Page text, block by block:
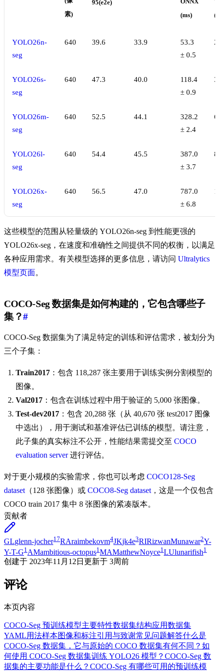
素)
95(e2e)
ONNX
(ms)
YOLO26n-
seg
640 39.6 33.9
53.3
± 0.5
YOLO26s-
seg
640 47.3 40.0
118.4
± 0.9
YOLO26m-
seg
640 52.5 44.1
328.2
± 2.4
YOLO26l-
seg
640 54.4 45.5
387.0
± 3.7
YOLO26x-
seg
640 56.5 47.0
787.0
± 6.8
这些模型的范围从轻量级的 YOLO26n-seg 到性能更强的
YOLO26x-seg，在速度和准确性之间提供不同的权衡，以满足
各种应用需求。有关模型选择的更多信息，请访问 Ultralytics
模型页面。
COCO-Seg 数据集是如何构建的，它包含哪些子
集？#
COCO-Seg 数据集为了满足特定的训练和评估需求，被划分为
三个子集：
Train2017 ：包含 118,287 张主要用于训练实例分割模型的
图像。
Val2017 ：包含在训练过程中用于验证的 5,000 张图像。
Test-dev2017 ：包含 20,288 张（从 40,670 张 test2017 图像
中选出），用于测试和基准评估已训练的模型。请注意，
此子集的真实标注不公开，性能结果需提交至 COCO
evaluation server进行评估。
对于更小规模的实验需求，你也可以考虑 COCO128-Seg
dataset （128 张图像）或 COCO8-Seg dataset ，这是一个仅包含
COCO train 2017 集中 8 张图像的紧凑版本。
贡献者
GLglenn-jocher17RAraimbekovm4JKjk4e3RIRizwanMunawar2Y-
Y-T-G1AMambitious-octopus1MAMatthewNoyce1LUlunarifish1
创建于 2023年11月12日 更新于 3周前
评论
本页内容
COCO-Seg 预训练模型主要特性数据集结构应用数据集
YAML用法样本图像和标注引用与致谢常见问题解答什么是
COCO-Seg 数据集，它与原始的 COCO 数据集有何不同？ 如
何使用 COCO-Seg 数据集训练 YOLO26 模型？ COCO-Seg 数
据集的主要功能是什么？ COCO-Seg 有哪些可用的预训练模